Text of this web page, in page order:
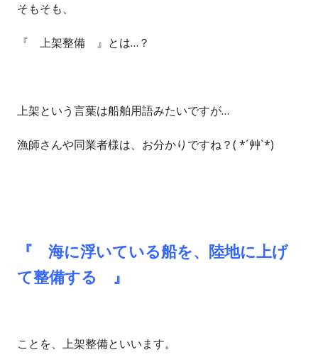
そもそも、
『 上架整備 』とは…？
上架という言葉は船舶用語みたいですが…
漁師さんや同業者様は、お分かりですね？( *´艸`*)
『 海に浮いている船を、陸地に上げ
て整備する 』
ことを、上架整備といいます。